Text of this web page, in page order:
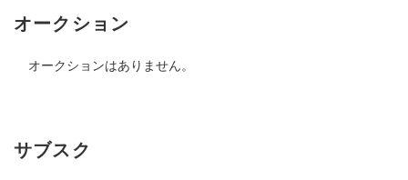
オークション
オークションはありません。
サブスク